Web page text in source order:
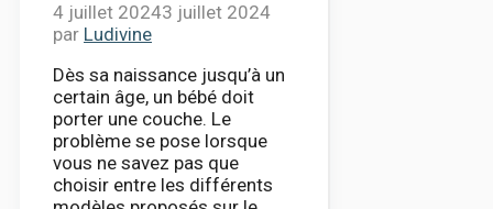
4 juillet 20243 juillet 2024
par Ludivine
Dès sa naissance jusqu’à un
certain âge, un bébé doit
porter une couche. Le
problème se pose lorsque
vous ne savez pas que
choisir entre les différents